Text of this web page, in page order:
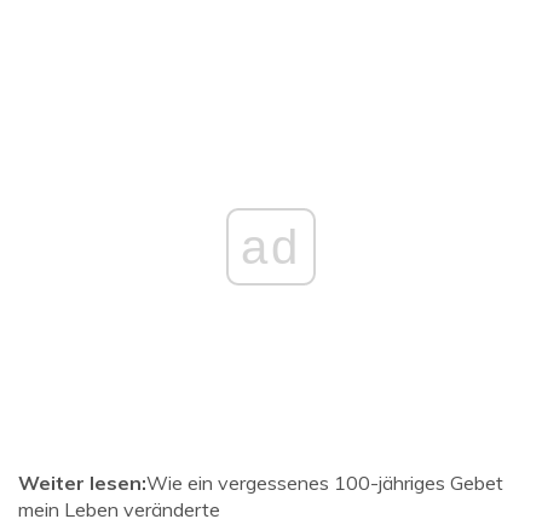
ad
Weiter lesen:Wie ein vergessenes 100-jähriges Gebet
mein Leben veränderte